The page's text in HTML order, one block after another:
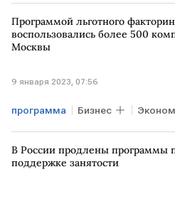
Экономика ДВФУ
авиакомпания Аврора
Программой льготного
воспользовались более 500
Москвы
9 января 2023, 07:56
программа Бизнес
Госпроекты МОСКВА
В России продлены программы
поддержке занятости